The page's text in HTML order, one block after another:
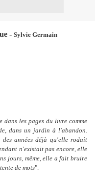
- Sylvie Germain
dans les pages du livre comme
dans un jardin à l'abandon.
années déjà qu'elle rodait
n'existait pas encore, elle
jours, même, elle a fait bruire
de mots".